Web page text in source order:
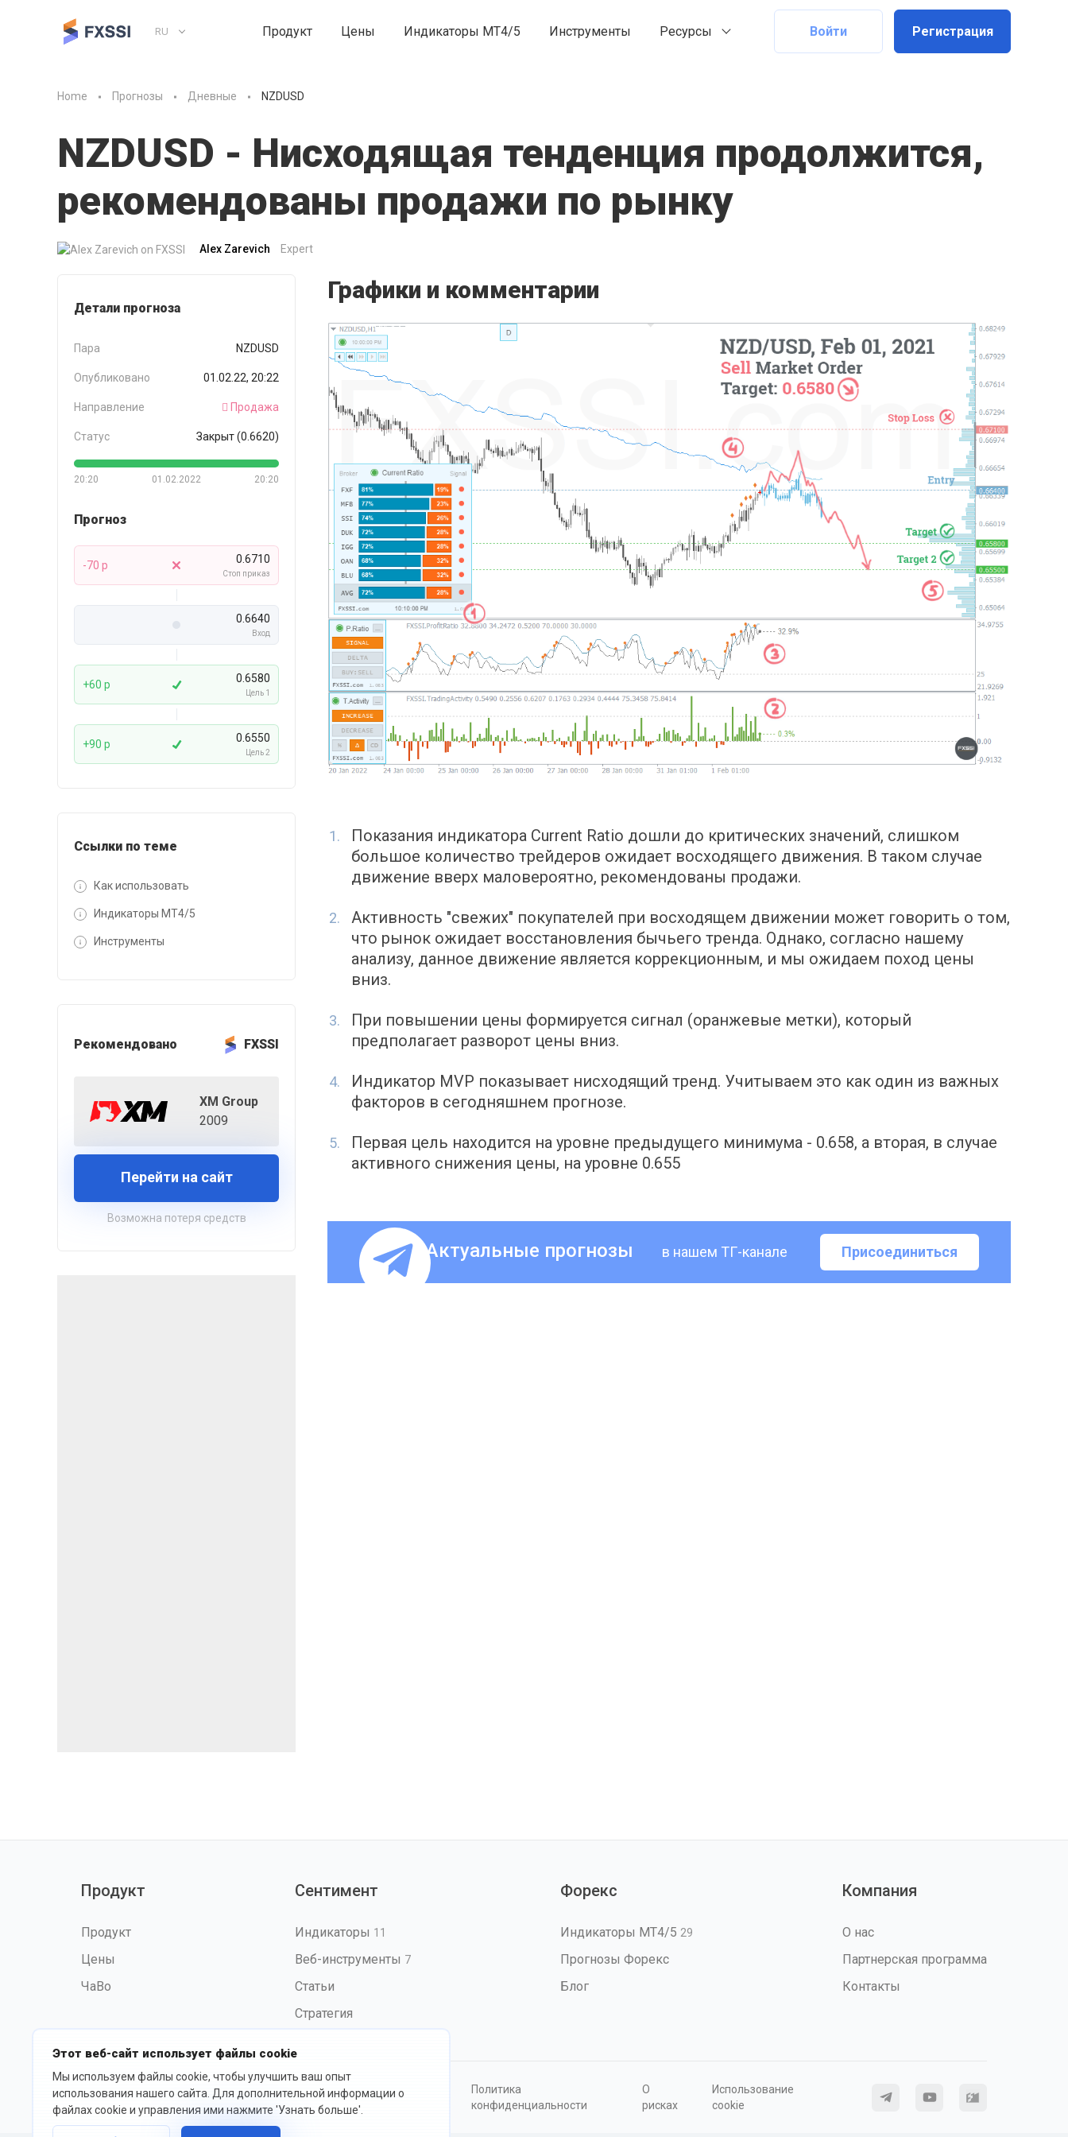
Этот веб-сайт использует файлы cookie
Мы используем файлы cookie, чтобы улучшить ваш опыт
использования нашего сайта. Для дополнительной информации о
файлах cookie и управления ими нажмите 'Узнать больше'.
RU Продукт Цены Индикаторы MT4/5 Инструменты Ресурсы Войти Регистрация
Home Прогнозы Дневные NZDUSD
NZDUSD - Нисходящая тенденция продолжится,
рекомендованы продажи по рынку
Alex Zarevich Expert
Детали прогноза
Пара NZDUSD
Опубликовано 01.02.22, 20:22
Направление Продажа
Статус Закрыт (0.6620)
20:20 20:20
01.02.2022
Прогноз
-70 p 0.6710
Стоп приказ
0.6640
Вход
+60 p 0.6580
Цель 1
+90 p 0.6550
Цель 2
Ссылки по теме
Как использовать
Индикаторы MT4/5
Инструменты
Рекомендовано FXSSI
XM Group
2009
Перейти на сайт
Возможна потеря средств
Графики и комментарии
Показания индикатора Current Ratio дошли до критических значений, слишком
большое количество трейдеров ожидает восходящего движения. В таком случае
движение вверх маловероятно, рекомендованы продажи.
Активность "свежих" покупателей при восходящем движении может говорить о том,
что рынок ожидает восстановления бычьего тренда. Однако, согласно нашему
анализу, данное движение является коррекционным, и мы ожидаем поход цены
вниз.
При повышении цены формируется сигнал (оранжевые метки), который
предполагает разворот цены вниз.
Индикатор MVP показывает нисходящий тренд. Учитываем это как один из важных
факторов в сегодняшнем прогнозе.
Первая цель находится на уровне предыдущего минимума - 0.658, а вторая, в случае
активного снижения цены, на уровне 0.655
Актуальные прогнозы в нашем ТГ-канале Присоединиться
Продукт
Продукт
Цены
ЧаВо
Сентимент
Индикаторы 11
Веб-инструменты 7
Статьи
Стратегия
Форекс
Индикаторы MT4/5 29
Прогнозы Форекс
Блог
Компания
О нас
Партнерская программа
Контакты
©2026 fxssi.com Все права
защищены
Условия
использования
Политика
конфиденциальности
О
рисках
Использование
cookie